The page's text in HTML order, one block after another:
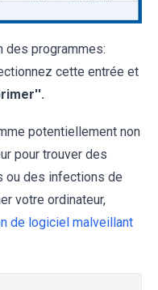
des programmes:
cette entrée et
potentiellement non
pour trouver des
ou des infections de
votre ordinateur,
de logiciel malveillant